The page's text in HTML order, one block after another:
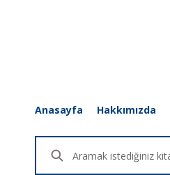
Anasayfa Hakkımızda